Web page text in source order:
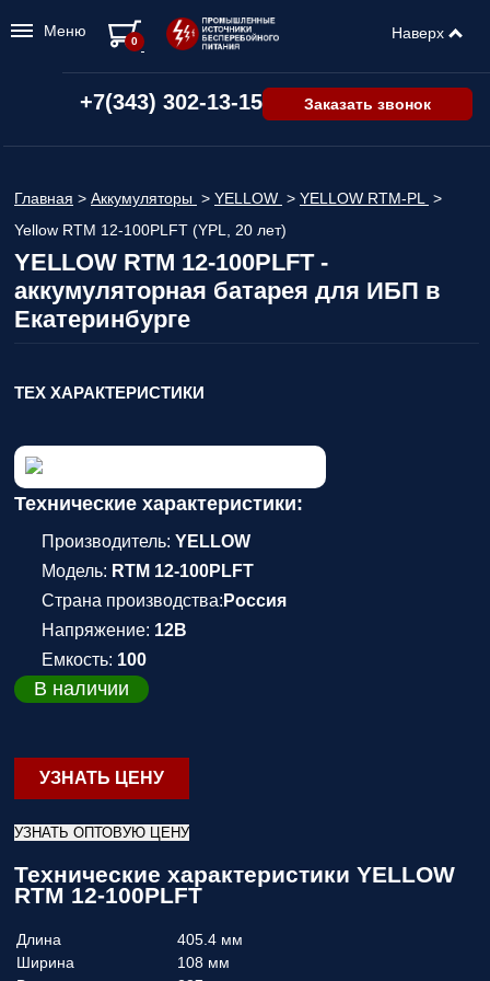
+7(343) 302-13-15 Заказать звонок
Главная > Аккумуляторы > YELLOW > YELLOW RTM-PL
>
Yellow RTM 12-100PLFT (YPL, 20 лет)
YELLOW RTM 12-100PLFT -
аккумуляторная батарея для ИБП в
Екатеринбурге
ТЕХ ХАРАКТЕРИСТИКИ
Технические характеристики:
Производитель: YELLOW
Модель: RTM 12-100PLFT
Страна производства: Россия
Напряжение: 12В
Емкость: 100
В наличии
УЗНАТЬ ЦЕНУ
УЗНАТЬ ОПТОВУЮ ЦЕНУ
Технические характеристики YELLOW
RTM 12-100PLFT
Длина
405.4 мм
Ширина
108 мм
Меню Наверх
0